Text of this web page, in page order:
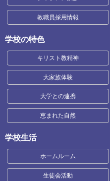
教職員採用情報
学校の特色
キリスト教精神
大家族体験
大学との連携
恵まれた自然
学校生活
ホームルーム
生徒会活動